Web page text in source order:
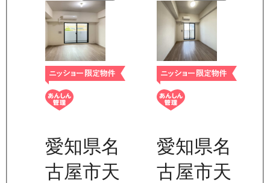
愛知県名
古屋市天
愛知県名
古屋市天